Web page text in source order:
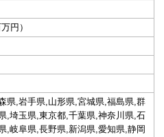
円）
県,岩手県,山形県,宮城県,福島県,群
,埼玉県,東京都,千葉県,神奈川県,石
,岐阜県,長野県,新潟県,愛知県,静岡